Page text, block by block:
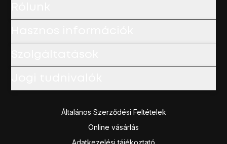
Általános Szerződési Feltételek
Online vásárlás
Adatkezelési tájékoztató